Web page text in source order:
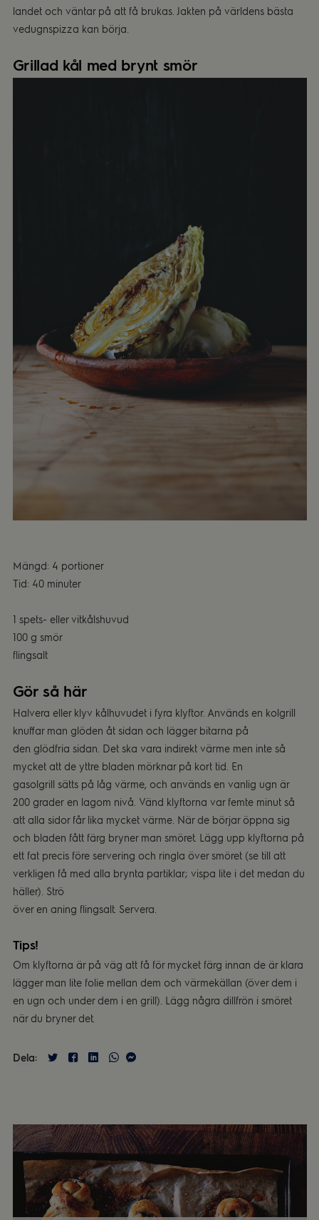
landet och väntar på att få brukas. Jakten på världens bästa
vedugnspizza kan börja.
Grillad kål med brynt smör
Mängd: 4 portioner
Tid: 40 minuter
1 spets- eller vitkålshuvud
100 g smör
ﬂingsalt
Gör så här
Halvera eller klyv kålhuvudet i fyra klyftor. Används en kolgrill
knuffar man glöden åt sidan och lägger bitarna på
den glödfria sidan. Det ska vara indirekt värme men inte så
mycket att de yttre bladen mörknar på kort tid. En
gasolgrill sätts på låg värme, och används en vanlig ugn är
200 grader en lagom nivå. Vänd klyftorna var femte minut så
att alla sidor får lika mycket värme. När de börjar öppna sig
och bladen fått färg bryner man smöret. Lägg upp klyftorna på
ett fat precis före servering och ringla över smöret (se till att
verkligen få med alla brynta partiklar; vispa lite i det medan du
häller). Strö
över en aning ﬂingsalt. Servera.
Tips!
Om klyftorna är på väg att få för mycket färg innan de är klara
lägger man lite folie mellan dem och värmekällan (över dem i
en ugn och under dem i en grill). Lägg några dillfrön i smöret
när du bryner det.
Dela: